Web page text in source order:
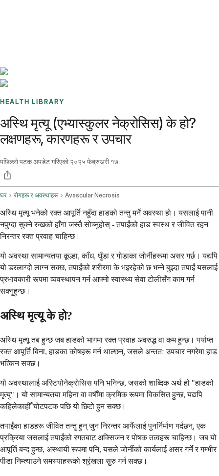
HEALTH LIBRARY
अस्थि मृत्यू (एभ्यास्कुलर नेक्रोसिस) के हो?
लक्षणहरू, कारणहरू र उपचार
पछिल्लो पटक अपडेट गरिएको २०२५ फेब्रुअरी १७
घर रोगहरू र अवस्थाहरू Avascular Necrosis
अस्थि मृत्यू भनेको रक्त आपूर्ति नहुँदा हाडको तन्तु मर्ने अवस्था हो। यसलाई पानी
नपुग्दा सुक्ने रुखको हाँगा जस्तै सोच्नुहोस् - तपाईंको हाड स्वस्थ र जीवित रहन
निरन्तर रक्त प्रवाह चाहिन्छ।
यो अवस्था सामान्यतया कूल्हा, काँध, घुँडा र गोडाका जोर्नीहरूमा असर गर्छ। यद्यपि
यो डरलाग्दो लाग्न सक्छ, तपाईंको शरीरमा के भइरहेको छ भन्ने बुझ्दा तपाईं यसलाई
प्रभावकारी रूपमा व्यवस्थापन गर्न आफ्नो स्वास्थ्य सेवा टोलीसँग काम गर्न
सक्नुहुन्छ।
अस्थि मृत्यू के हो?
अस्थि मृत्यू तब हुन्छ जब हाडको भागमा रक्त प्रवाह अवरुद्ध वा कम हुन्छ। पर्याप्त
रक्त आपूर्ति बिना, हाडका कोषहरू मर्न थाल्छन्, जसले अन्ततः उपचार नगरेमा हाड
भत्किन सक्छ।
यो अवस्थालाई अस्टियोनेक्रोसिस पनि भनिन्छ, जसको शाब्दिक अर्थ हो "हाडको
मृत्यु"। यो सामान्यतया महिना वा वर्षौंमा क्रमिक रूपमा विकसित हुन्छ, यद्यपि
कहिलेकाहीँ चोटपटक पछि यो छिटो हुन सक्छ।
तपाईंका हाडहरू जीवित तन्तु हुन् जुन निरन्तर आफैंलाई पुनर्निर्माण गर्दछन्, एक
प्रक्रिया जसलाई तपाईंको रगतबाट अक्सिजन र पोषक तत्वहरू चाहिन्छ। जब यो
आपूर्ति बन्द हुन्छ, अस्थायी रूपमा पनि, यसले जोर्नीको कार्यलाई असर गर्ने र गम्भीर
पीडा निम्त्याउने समस्याहरूको श्रृंखला सुरु गर्न सक्छ।